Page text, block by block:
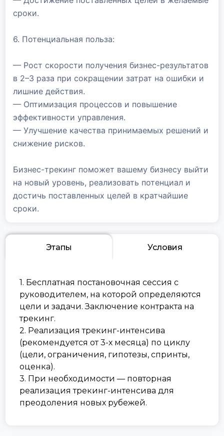
сроки.
6. Потенциальная польза:
— Рост скорости получения бизнес-результатов
в 2–3 раза при сокращении затрат на ошибки и
лишние действия.
— Оптимизация процессов и повышение
эффективности управления.
— Улучшение качества принимаемых решений и
снижение рисков.
Бизнес-трекинг поможет вашему бизнесу выйти
на новый уровень, реализовать потенциал и
достичь поставленных целей в кратчайшие
сроки.
Этапы Условия
1. Бесплатная постановочная сессия с
руководителем, на которой определяются
цели и задачи. Заключение контракта на
трекинг.
2. Реализация трекинг-интенсива
(рекомендуется от 3-х месяца) по циклу
(цели, ограничения, гипотезы, спринты,
оценка).
3. При необходимости — повторная
реализация трекинг-интенсива для
преодоления новых рубежей.